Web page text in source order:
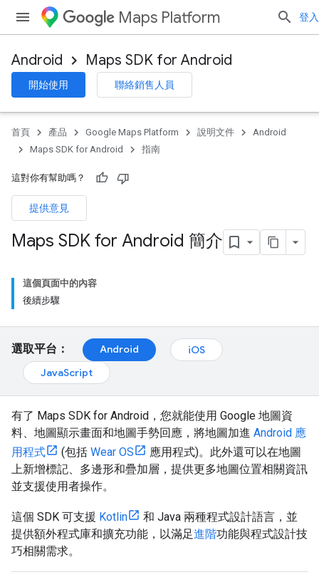
Maps Platform 登入
Android Maps SDK for Android
開始使用 聯絡銷售人員
首頁 產品 Google Maps Platform 說明文件
Android
Maps SDK for Android
指南
這對你有幫助嗎？
提供意見
Maps SDK for Android 簡介
這個頁面中的內容
後續步驟
選取平台： Android
iOS
JavaScript
有了 Maps SDK for Android，您就能使用 Google 地圖資
料、地圖顯示畫面和地圖手勢回應，將地圖加進 Android 應
用程式
(包括 Wear OS
應用程式)。此外還可以在地圖
上新增標記、多邊形和疊加層，提供更多地圖位置相關資訊
並支援使用者操作。
這個 SDK 可支援 Kotlin
和 Java 兩種程式設計語言，並
提供額外程式庫和擴充功能，以滿足進階功能與程式設計技
巧相關需求。